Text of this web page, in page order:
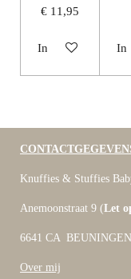
€ 11,95
In winkelwagenIn
Knuffies & Stuffies
Anemoonstraat 9 (Let
6641 CA
Over mij